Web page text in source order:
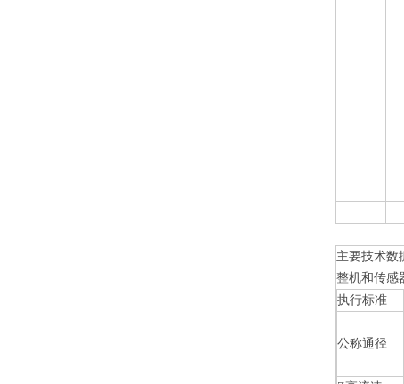
主要技术数
整机和传感
执行标准
公称通径